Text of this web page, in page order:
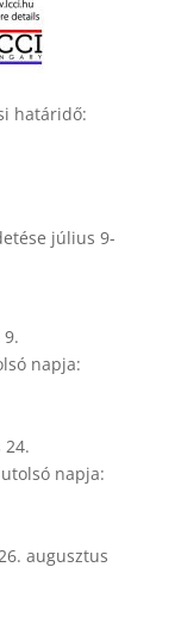
határidő:
július 9-
napja:
napja:
augusztus